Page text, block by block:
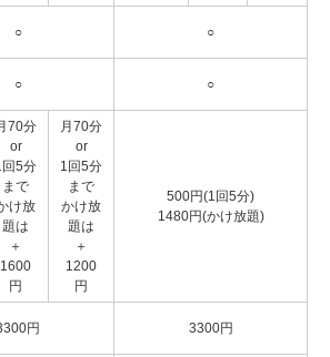
○ ○
○ ○
70分
or
回5分
まで
け放
題は
＋
1600
円
月70分
or
1回5分
まで
かけ放
題は
＋
1200
円
500円(1回5分)
1480円(かけ放題)
円 3300円